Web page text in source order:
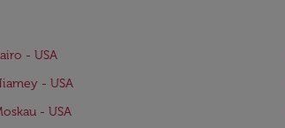
- USA
- USA
- USA